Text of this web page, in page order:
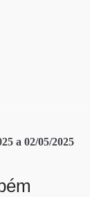
a 02/05/2025